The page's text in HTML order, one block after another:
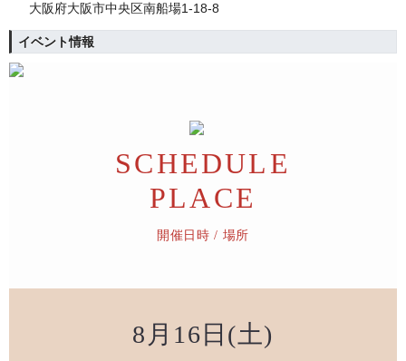
大阪府大阪市中央区南船場1-18-8
イベント情報
SCHEDULE
PLACE
開催日時 / 場所
8月16日(土)